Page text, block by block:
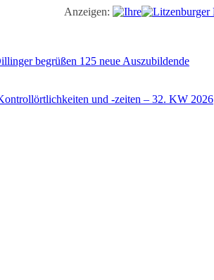
Anzeigen:
begrüßen 125 neue Auszubildende
und -zeiten – 32. KW 2026